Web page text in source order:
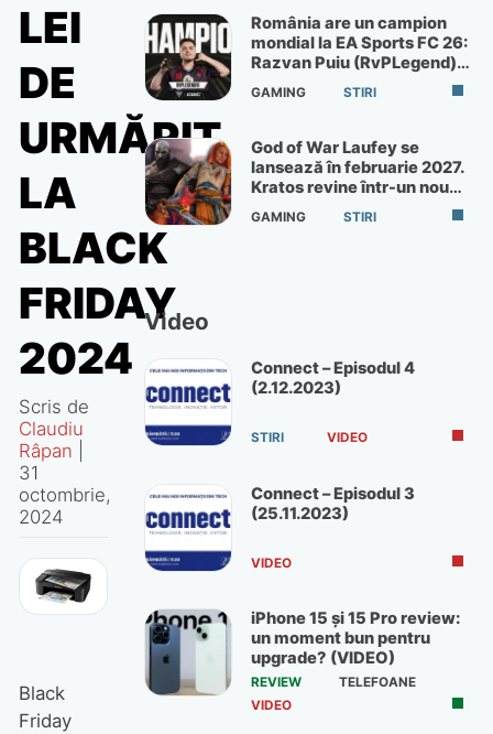
LEI
DE
URMĂRIT
LA
BLACK
FRIDAY
2024
Scris de
Claudiu
Râpan
31
octombrie,
2024
Black
Friday
România are un campion
mondial la EA Sports FC 26:
Razvan Puiu (RvPLegend)
câștigă turneul de la Paris
GAMING STIRI
God of War Laufey se
lansează în februarie 2027.
Kratos revine într-un nou
God of War
GAMING STIRI
Video
Connect – Episodul 4
(2.12.2023)
STIRI VIDEO
Connect – Episodul 3
(25.11.2023)
VIDEO
iPhone 15 și 15 Pro review:
un moment bun pentru
upgrade? (VIDEO)
REVIEW
TELEFOANE
VIDEO